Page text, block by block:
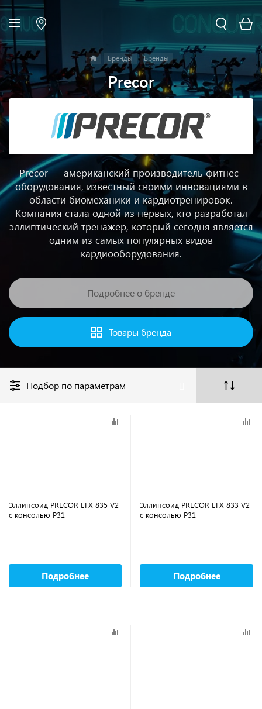
Бренды Бренды
Precor
Precor — американский производитель фитнес-
оборудования, известный своими инновациями в
области биомеханики и кардиотренировок.
Компания стала одной из первых, кто разработал
эллиптический тренажер, который сегодня является
одним из самых популярных видов
кардиооборудования.
Подробнее о бренде
Товары бренда
Подбор по параметрам
Эллипсоид PRECOR EFX 835 V2
с консолью P31
Подробнее
Эллипсоид PRECOR EFX 833 V2
с консолью P31
Подробнее